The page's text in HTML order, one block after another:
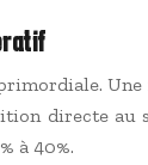
directe
à 40%.